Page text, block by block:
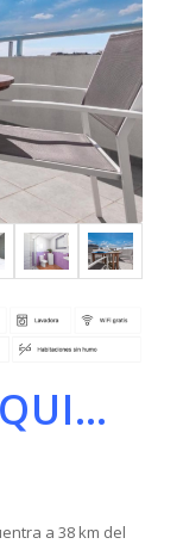
a 38 km del